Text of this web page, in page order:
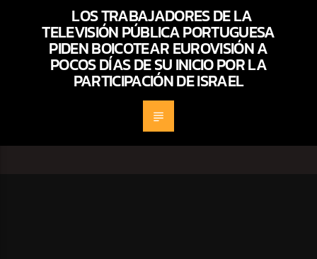
LOS TRABAJADORES DE LA
TELEVISIÓN PÚBLICA PORTUGUESA
PIDEN BOICOTEAR EUROVISIÓN A
POCOS DÍAS DE SU INICIO POR LA
PARTICIPACIÓN DE ISRAEL